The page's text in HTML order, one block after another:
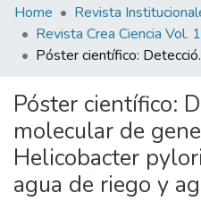
Home Revista
Póster científico:
Póster científico:
molecular de
Helicobacter
agua de riego y